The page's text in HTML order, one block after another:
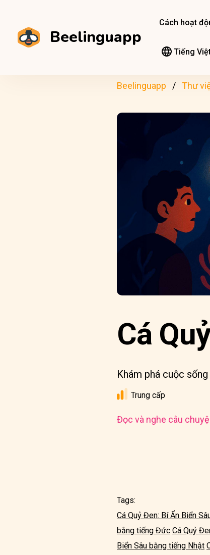
Beelinguapp
Cách hoạt
Tiếng
Beelinguapp Thư
Cá
Khám phá cuộc
Trung cấp
Đọc và nghe câu
Tags:
Cá Quỷ Đen: Bí Ẩn Biển
bằng tiếng Đức Cá Quỷ
Biển Sâu bằng tiếng Nhật